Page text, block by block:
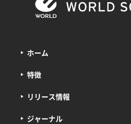
ホーム
特徴
リリース情報
ジャーナル